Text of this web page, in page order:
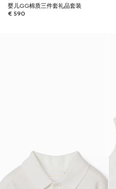
婴儿GG棉质三件套礼品套装
€ 590